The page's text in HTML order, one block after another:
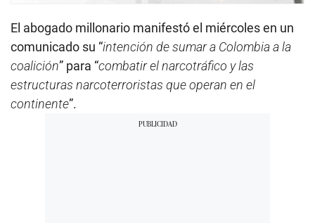
El abogado millonario manifestó el miércoles en un
comunicado su “intención de sumar a Colombia a la
coalición” para “combatir el narcotráfico y las
estructuras narcoterroristas que operan en el
continente”.